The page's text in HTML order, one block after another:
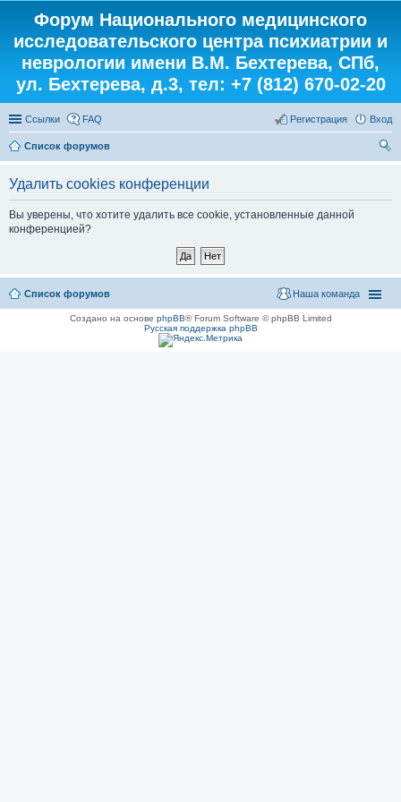
Форум Национального медицинского
исследовательского центра психиатрии и
неврологии имени В.М. Бехтерева, СПб,
ул. Бехтерева, д.3, тел: +7 (812) 670-02-20
Ссылки FAQ Вход
Регистрация
Список форумов
Удалить cookies конференции
Вы уверены, что хотите удалить все cookie, установленные данной
конференцией?
Список форумов Наша команда
Создано на основе phpBB® Forum Software © phpBB Limited
Русская поддержка phpBB